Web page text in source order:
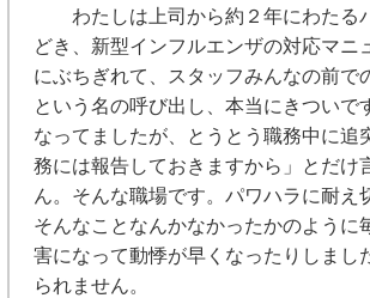
わたしは上司から約２年にわたる
どき、新型インフルエンザの対応マ
にぶちぎれて、スタッフみんなの前
という名の呼び出し、本当にきつい
なってましたが、とうとう職務中に
務には報告しておきますから」とだ
ん。そんな職場です。パワハラに耐
そんなことなんかなかったかのよう
害になって動悸が早くなったりしまし
られません。